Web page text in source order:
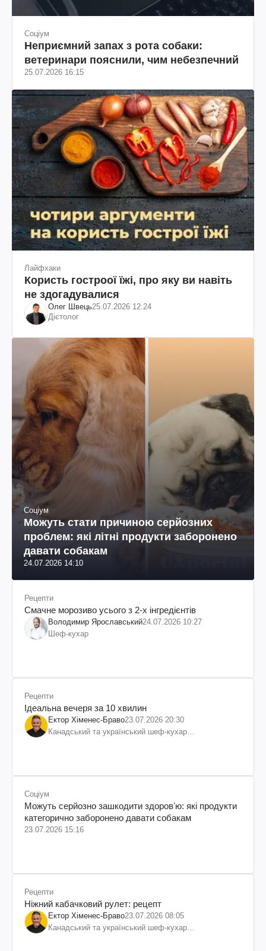
Соціум
Неприємний запах з рота собаки:
ветеринари пояснили, чим небезпечний
25.07.2026 16:15
Лайфхаки
Користь гостроої їжі, про яку ви навіть
не здогадувалися
Олег Швець25.07.2026 12:24
Дієтолог
Соціум
Можуть стати причиною серйозних
проблем: які літні продукти заборонено
давати собакам
24.07.2026 14:10
Рецепти
Смачне морозиво усього з 2-х інгредієнтів
Володимир Ярославський24.07.2026 10:27
Шеф-кухар
Рецепти
Ідеальна вечеря за 10 хвилин
Ектор Хіменес-Браво23.07.2026 20:30
Канадський та український шеф-кухар
Соціум
Можуть серйозно зашкодити здоровʼю: які продукти
категорично заборонено давати собакам
23.07.2026 15:16
Рецепти
Ніжний кабачковий рулет: рецепт
Ектор Хіменес-Браво23.07.2026 08:05
Канадський та український шеф-кухар